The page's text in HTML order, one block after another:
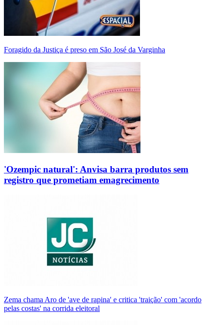
Foragido da Justiça é preso em São José da Varginha
'Ozempic natural': Anvisa barra produtos sem
registro que prometiam emagrecimento
Zema chama Aro de 'ave de rapina' e critica 'traição' com 'acordo
pelas costas' na corrida eleitoral